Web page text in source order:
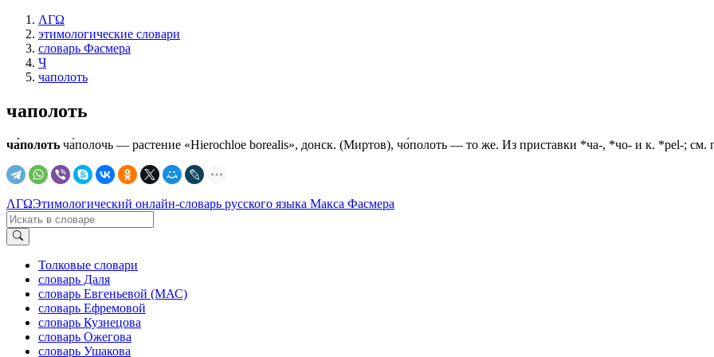
ΛΓΩ
этимологические словари
словарь Фасмера
Ч
чаполоть
чаполоть
ча́полоть ча́полочь — растение «Нiеrосhlое borealis», донск. (Миртов), чо́полоть — то же. Из приставки *ча-, *чо- и к. *реl-; см.
ΛΓΩЭтимологический онлайн-словарь русского языка Макса Фасмера
Толковые словари
словарь Даля
словарь Евгеньевой (МАС)
словарь Ефремовой
словарь Кузнецова
словарь Ожегова
словарь Ушакова